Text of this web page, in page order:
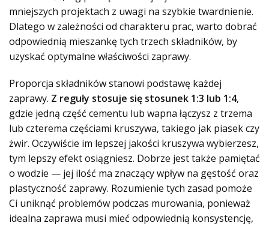
mniejszych projektach z uwagi na szybkie twardnienie.
Dlatego w zależności od charakteru prac, warto dobrać
odpowiednią mieszankę tych trzech składników, by
uzyskać optymalne właściwości zaprawy.
Proporcja składników stanowi podstawę każdej
zaprawy. Z reguły stosuje się stosunek 1:3 lub 1:4,
gdzie jedną część cementu lub wapna łączysz z trzema
lub czterema częściami kruszywa, takiego jak piasek czy
żwir. Oczywiście im lepszej jakości kruszywa wybierzesz,
tym lepszy efekt osiągniesz. Dobrze jest także pamiętać
o wodzie — jej ilość ma znaczący wpływ na gęstość oraz
plastyczność zaprawy. Rozumienie tych zasad pomoże
Ci uniknąć problemów podczas murowania, ponieważ
idealna zaprawa musi mieć odpowiednią konsystencję,